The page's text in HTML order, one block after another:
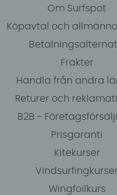
Om Surfspot
Köpavtal och
Frakter
Handla från andra
Returer och
B2B -
Prisgaranti
Kitekurser
Wingfoilkurs